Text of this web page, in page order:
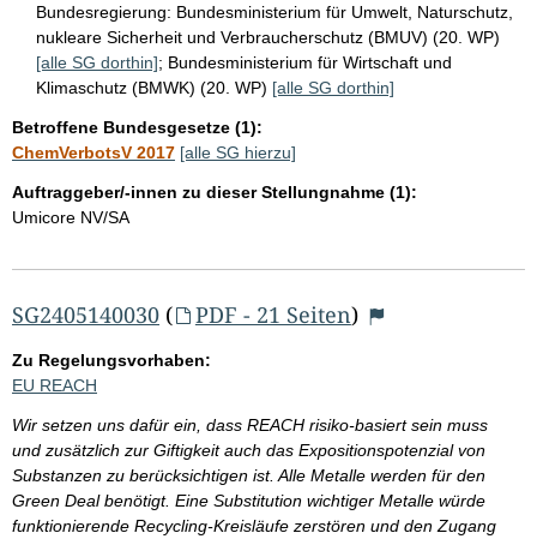
Bundesregierung: Bundesministerium für Umwelt, Naturschutz,
nukleare Sicherheit und Verbraucherschutz (BMUV) (20. WP)
[alle SG dorthin]; Bundesministerium für Wirtschaft und
Klimaschutz (BMWK) (20. WP) [alle SG dorthin]
Betroffene Bundesgesetze (1):
ChemVerbotsV 2017 [alle SG hierzu]
Auftraggeber/-innen zu dieser Stellungnahme (1):
Umicore NV/SA
SG2405140030 ( PDF - 21 Seiten)
Zu Regelungsvorhaben:
EU REACH
Wir setzen uns dafür ein, dass REACH risiko-basiert sein muss
und zusätzlich zur Giftigkeit auch das Expositionspotenzial von
Substanzen zu berücksichtigen ist. Alle Metalle werden für den
Green Deal benötigt. Eine Substitution wichtiger Metalle würde
funktionierende Recycling-Kreisläufe zerstören und den Zugang